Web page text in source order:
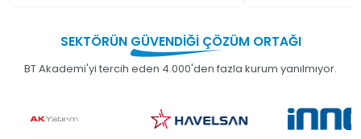
SEKTÖRÜN GÜVENDİĞİÇÖZÜM ORTAĞI
BT Akademi'yi tercih eden 4.000'den fazla kurum yanılmıyor.